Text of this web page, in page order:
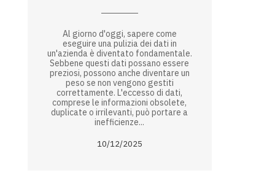
Al giorno d'oggi, sapere come
eseguire una pulizia dei dati in
un'azienda è diventato fondamentale.
Sebbene questi dati possano essere
preziosi, possono anche diventare un
peso se non vengono gestiti
correttamente. L'eccesso di dati,
comprese le informazioni obsolete,
duplicate o irrilevanti, può portare a
inefficienze...
10/12/2025